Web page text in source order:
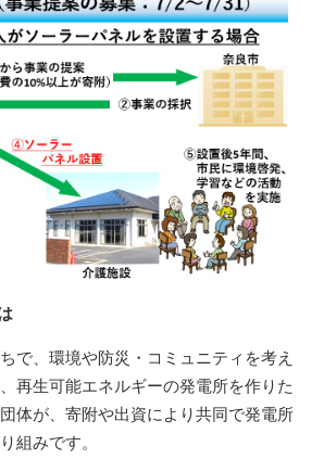
で、環境や防災・コミュニティを考え
再生可能エネルギーの発電所を作りた
体が、寄附や出資により共同で発電所
組みです。